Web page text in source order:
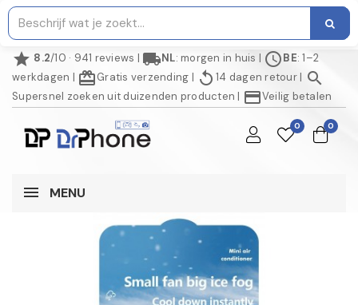
star 8.2/10 · 941 reviews | local_shippingNL: morgen in huis | scheduleBE: 1–2
werkdagen | redeemGratis verzending | replay 14 dagen retour| search
Supersnel zoeken uit duizenden producten | credit_cardVeilig betalen
0 0
MENU
NIET OP VOORRAAD